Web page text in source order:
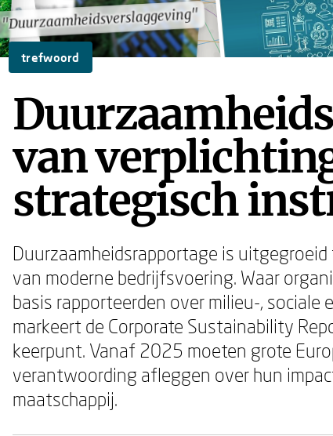
"Duurzaamheidsverslaggeving"
"Duurzaamheidsverslaggeving"
trefwoord
van
strategisch
Duurzaamheidsrapportage is
van moderne bedrijfsvoering. Waar
basis rapporteerden over milieu-, sociale
markeert de Corporate Sustainability
keerpunt. Vanaf 2025 moeten grote
verantwoording afleggen over hun
maatschappij.